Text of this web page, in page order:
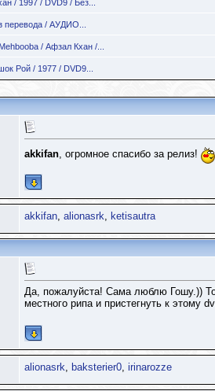
/ 1997 / DVD9 / Без...
перевода / АУДИО...
/ Афзал Кхан /...
Рой / 1977 / DVD9...
akkifan , огромное спасибо за релиз!
akkifan, alionasrk, ketisautra
Да, пожалуйста! Сама люблю Гошу.))
местного рипа и пристегнуть к этому
alionasrk, baksterier0, irinarozze